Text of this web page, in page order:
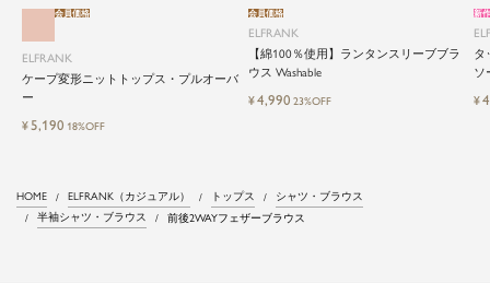
ELFRANK
ケープ変形ニットトップス・プルオーバ
ー
会員価格
¥5,190 18%OFF
ELFRANK
【綿100％使用】ランタンスリーブブラ
ウス Washable
会員価格
¥4,990 23%OFF
タ
ソ
新
¥
HOME ELFRANK（カジュアル） トップス
シャツ・ブラウス
半袖シャツ・ブラウス
前後2WAYフェザーブラウス